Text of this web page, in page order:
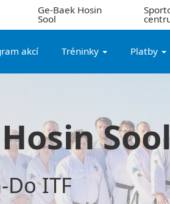
Ge-Baek Hosin
Sool
akcí Tréninky Platby
Do ITF